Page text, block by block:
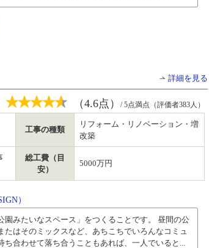
詳細を見る
（4.6点） / 5点満点（評価者383人）
工事の種類
リフォーム・リノベーション・増
改築
総工費（目
安）
5000万円
）
園みたいなスペース」をつくることです。 昼間の公
たはそのミックスなど、あちこちでいろんなコミュ
ち合わせて落ち合うこともあれば、一人でいると...